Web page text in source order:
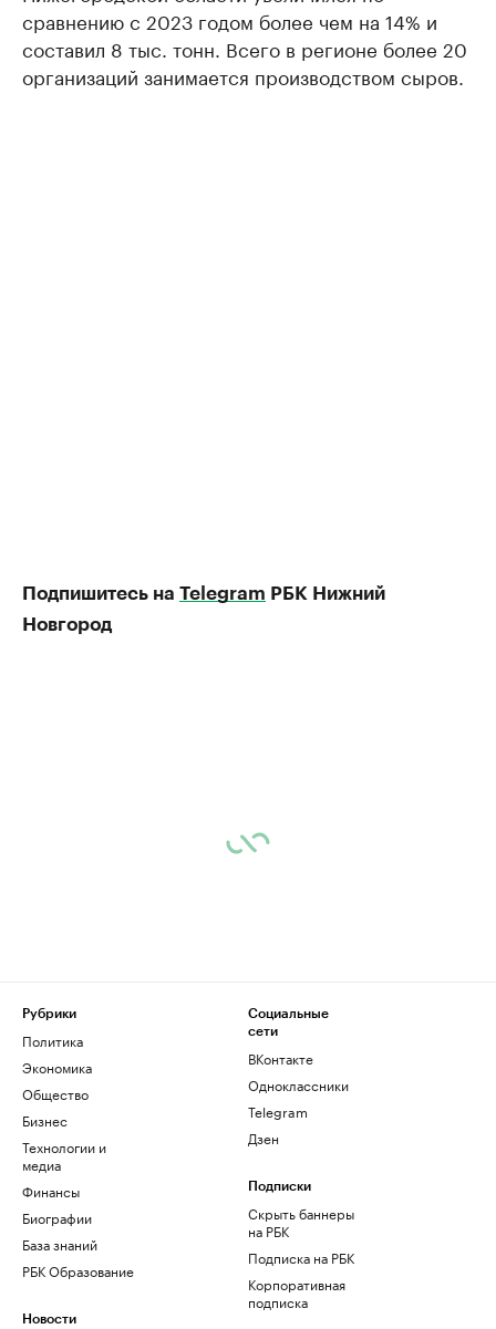
сравнению с 2023 годом более чем на 14% и
составил 8 тыс. тонн. Всего в регионе более 20
организаций занимается производством сыров.
Подпишитесь на Telegram РБК Нижний
Новгород
Рубрики
Политика
Экономика
Общество
Бизнес
Технологии и
медиа
Финансы
Биографии
База знаний
РБК Образование
Новости
Социальные
сети
ВКонтакте
Одноклассники
Telegram
Дзен
Подписки
Скрыть баннеры
на РБК
Подписка на РБК
Корпоративная
подписка